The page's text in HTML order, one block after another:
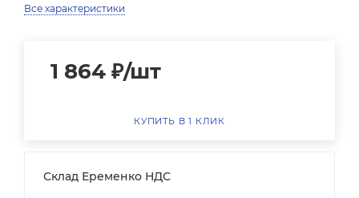
Все характеристики
1 864 ₽/шт
КУПИТЬ В 1 КЛИК
Склад Еременко НДС